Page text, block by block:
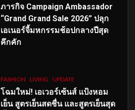
ภารกิจ Campaign Ambassador
“Grand Grand Sale 2026” ปลุก
เอเนอร์จี้มหกรรมช้อปกลางปีสุด
คึกคัก
FASHION LIVING UPDATE
โฉมใหม่! เอเวอร์เซ้นส์ แป้งหอม
เย็น สูตรเย็นสดชื่น และสูตรเย็นสุด